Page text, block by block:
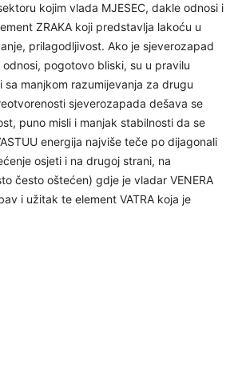
kojim vlada MJESEC, dakle odnosi i
ZRAKA koji predstavlja lakoću u
prilagodljivost. Ako je sjeverozapad
pogotovo bliski, su u pravilu
manjkom razumijevanja za drugu
sjeverozapada dešava se
puno misli i manjak stabilnosti da se
energija najviše teče po dijagonali
osjeti i na drugoj strani, na
često oštećen) gdje je vladar VENERA
i užitak te element VATRA koja je